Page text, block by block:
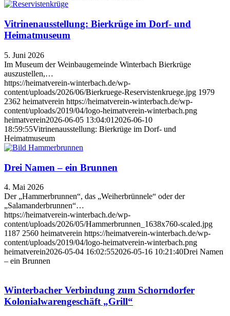
Vitrinenausstellung: Bierkrüge im Dorf- und
Heimatmuseum
5. Juni 2026
Im Museum der Weinbaugemeinde Winterbach Bierkrüge
auszustellen,…
https://heimatverein-winterbach.de/wp-
content/uploads/2026/06/Bierkruege-Reservistenkruege.jpg 1979
2362 heimatverein https://heimatverein-winterbach.de/wp-
content/uploads/2019/04/logo-heimatverein-winterbach.png
heimatverein2026-06-05 13:04:01 2026-06-10
18:59:55Vitrinenausstellung: Bierkrüge im Dorf- und
Heimatmuseum
Drei Namen – ein Brunnen
4. Mai 2026
Der „Hammerbrunnen“, das „Weiherbrünnele“ oder der
„Salamanderbrunnen“…
https://heimatverein-winterbach.de/wp-
content/uploads/2026/05/Hammerbrunnen_1638x760-scaled.jpg
1187 2560 heimatverein https://heimatverein-winterbach.de/wp-
content/uploads/2019/04/logo-heimatverein-winterbach.png
heimatverein2026-05-04 16:02:552026-05-16 10:21:40Drei Namen
– ein Brunnen
Winterbacher Verbindung zum Schorndorfer
Kolonialwarengeschäft „Grill“